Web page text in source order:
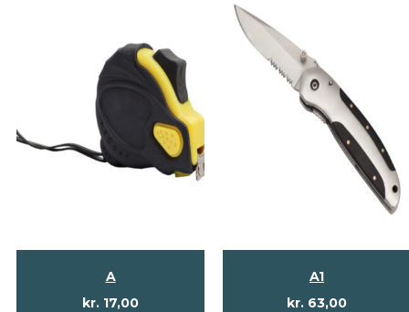
A
kr. 17,00
A1
kr. 63,00